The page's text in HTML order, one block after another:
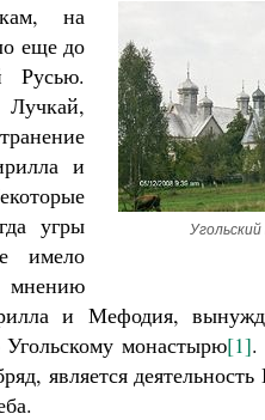
на
еще до
Русью.
и
угры
имело
мнению
и Мефодия,
монастырю[1].
является